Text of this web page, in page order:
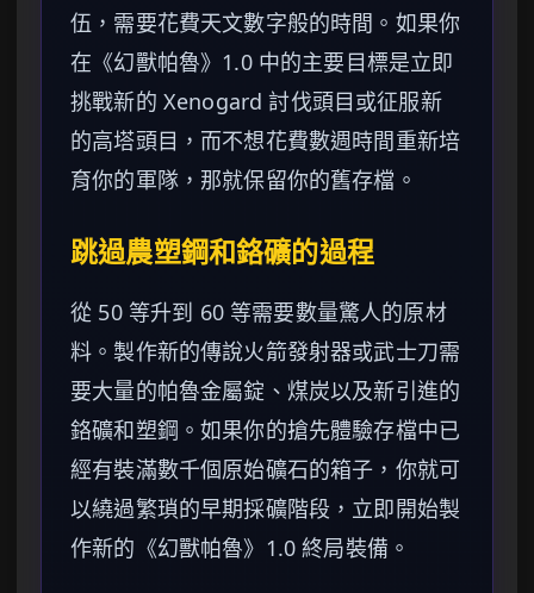
伍，需要花費天文數字般的時間。如果你
在《幻獸帕魯》1.0 中的主要目標是立即
挑戰新的 Xenogard 討伐頭目或征服新
的高塔頭目，而不想花費數週時間重新培
育你的軍隊，那就保留你的舊存檔。
跳過農塑鋼和鉻礦的過程
從 50 等升到 60 等需要數量驚人的原材
料。製作新的傳說火箭發射器或武士刀需
要大量的帕魯金屬錠、煤炭以及新引進的
鉻礦和塑鋼。如果你的搶先體驗存檔中已
經有裝滿數千個原始礦石的箱子，你就可
以繞過繁瑣的早期採礦階段，立即開始製
作新的《幻獸帕魯》1.0 終局裝備。